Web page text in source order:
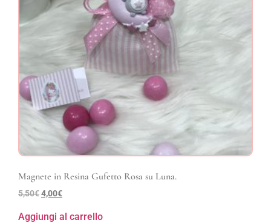
Magnete in Resina Gufetto Rosa su Luna.
5,50€4,00€
Aggiungi al carrello